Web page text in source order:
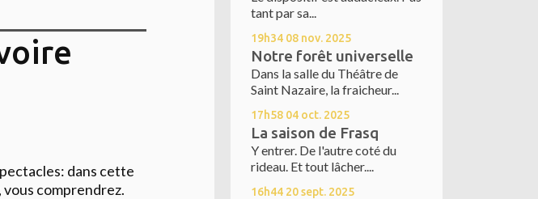
dans cette
comprendrez.
tant par sa...
19h34 08 nov. 2025
Notre forêt universelle
Dans la salle du Théâtre de
Saint Nazaire, la fraicheur...
17h58 04 oct. 2025
La saison de Frasq
Y entrer. De l'autre coté du
rideau. Et tout lâcher....
16h44 20sept. 2025